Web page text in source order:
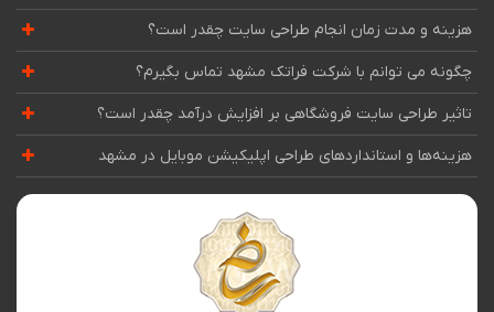
هزینه و مدت زمان انجام طراحی سایت چقدر است؟
چگونه می توانم با شرکت فراتک مشهد تماس بگیرم؟
تاثیر طراحی سایت فروشگاهی بر افزایش درآمد چقدر است؟
هزینه‌ها و استانداردهای طراحی اپلیکیشن موبایل در مشهد